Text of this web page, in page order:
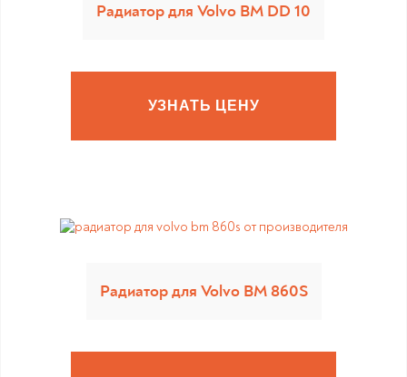
Радиатор для Volvo BM DD 10
УЗНАТЬ ЦЕНУ
Радиатор для Volvo BM 860S